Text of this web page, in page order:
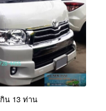
น 13 ท่าน